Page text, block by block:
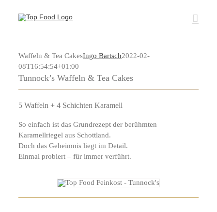
Inhalt
Waffeln & Tea CakesIngo Bartsch2022-02-
08T16:54:54+01:00
Tunnock’s Waffeln & Tea Cakes
5 Waffeln + 4 Schichten Karamell
So einfach ist das Grundrezept der berühmten
Karamellriegel aus Schottland.
Doch das Geheimnis liegt im Detail.
Einmal probiert – für immer verführt.